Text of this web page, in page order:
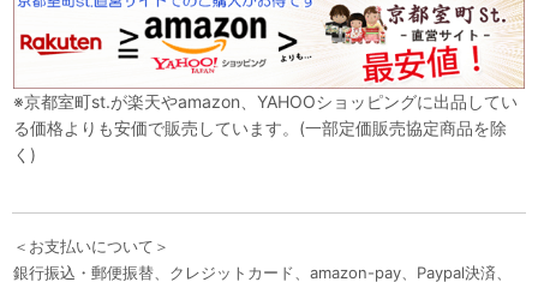
※京都室町st.が楽天やamazon、YAHOOショッピングに出品してい
る価格よりも安価で販売しています。(一部定価販売協定商品を除
く)
＜お支払いについて＞
銀行振込・郵便振替、クレジットカード、amazon-pay、Paypal決済、